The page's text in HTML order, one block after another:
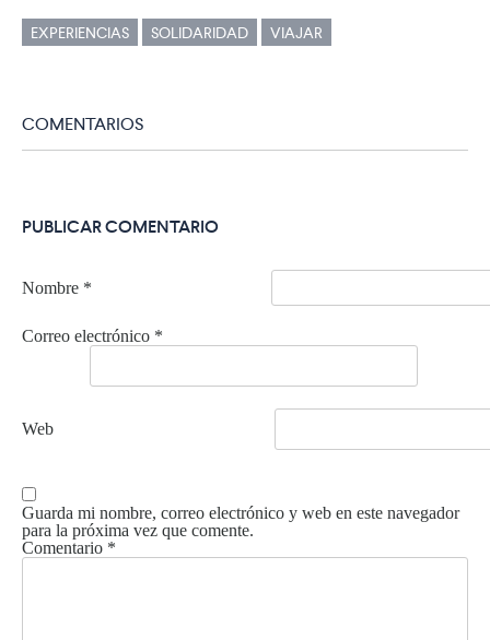
EXPERIENCIAS SOLIDARIDAD VIAJAR
COMENTARIOS
PUBLICAR COMENTARIO
Nombre *
Correo electrónico *
Web
Guarda mi nombre, correo electrónico y web en este navegador
para la próxima vez que comente.
Comentario *